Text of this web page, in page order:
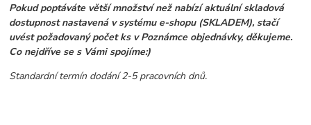
Pokud poptáváte větší množství než nabízí aktuální skladová
dostupnost nastavená v systému e-shopu (SKLADEM), stačí
uvést požadovaný počet ks v Poznámce objednávky, děkujeme.
Co nejdříve se s Vámi spojíme:)
Standardní termín dodání 2-5 pracovních dnů.